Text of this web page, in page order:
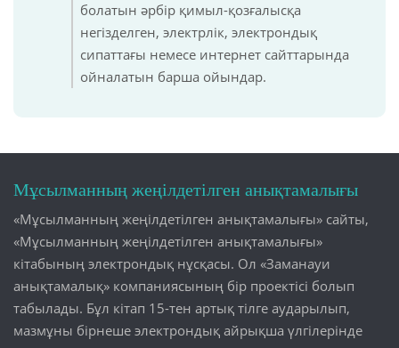
болатын әрбір қимыл-қозғалысқа
негізделген, электрлік, электрондық
сипаттағы немесе интернет сайттарында
ойналатын барша ойындар.
Мұсылманның жеңілдетілген анықтамалығы
«Мұсылманның жеңілдетілген анықтамалығы» сайты,
«Мұсылманның жеңілдетілген анықтамалығы»
кітабының электрондық нұсқасы. Ол «Заманауи
анықтамалық» компаниясының бір проектісі болып
табылады. Бұл кітап 15-тен артық тілге аударылып,
мазмұны бірнеше электрондық айрықша үлгілерінде